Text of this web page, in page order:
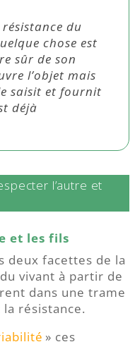
du
chose est
sûr de son
l’objet mais
saisit et fournit
déjà
l’autre et
et les fils
deux facettes de la
vivant à partir de
dans une trame
résistance.
» ces